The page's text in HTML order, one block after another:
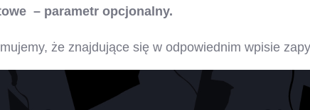
– parametr opcjonalny.
że znajdujące się w odpowiednim wpisie